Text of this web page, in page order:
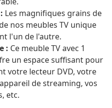
Les magnifiques grains de
nos meubles TV unique
l'un de l'autre.
: Ce meuble TV avec 1
un espace suffisant pour
votre lecteur DVD, votre
de streaming, vos
etc.